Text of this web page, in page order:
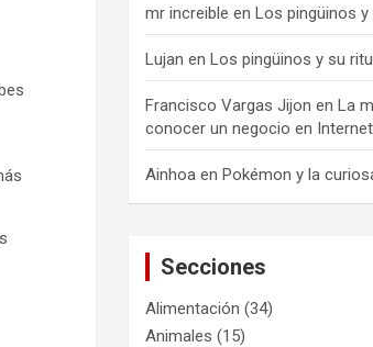
mr increible enLos pingüinos
Lujan enLos pingüinos y su
Francisco Vargas Jijon enLa
conocer un negocio en Internet
Ainhoa enPokémon y la
Secciones
Alimentación (34)
Animales (15)